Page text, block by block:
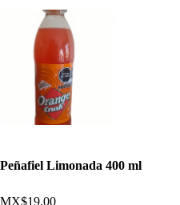
Peñafiel Limonada 400 ml
MX$19.00